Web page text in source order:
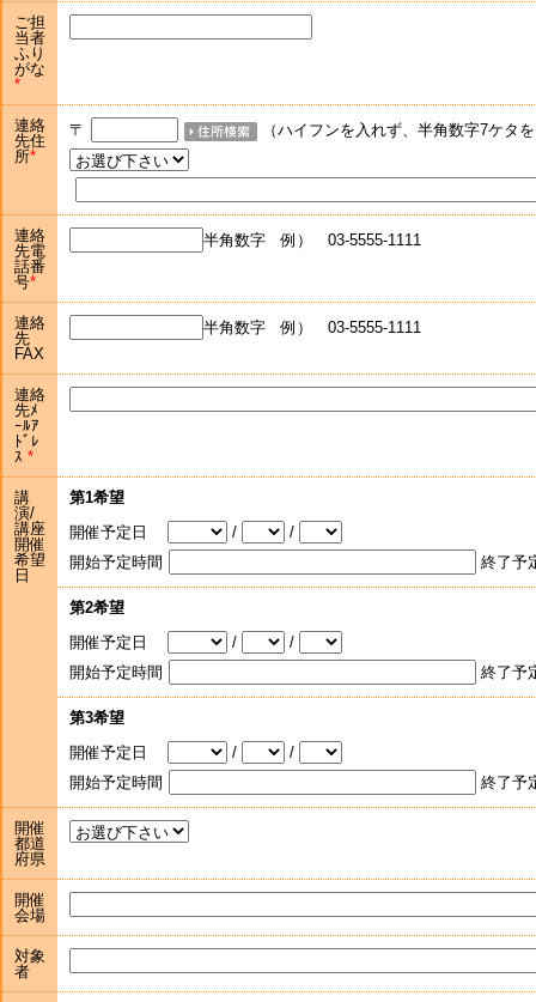
ご担
当者
ふり
がな
連絡
先住
所
〒 （ハイフンを入れず、半角数字7ケタ
連絡
先電
話番
号
半角数字 例） 03-5555-1111
連絡
先
FAX
半角数字 例） 03-5555-1111
連絡
先ﾒ
ｰﾙｱ
ﾄﾞﾚ
ｽ
講
演/
講座
開催
希望
日
第1希望
開催予定日
/
/
開始予定時間
終了予
第2希望
開催予定日
/
/
開始予定時間
終了予
第3希望
開催予定日
/
/
開始予定時間
終了予
開催
都道
府県
開催
会場
対象
者